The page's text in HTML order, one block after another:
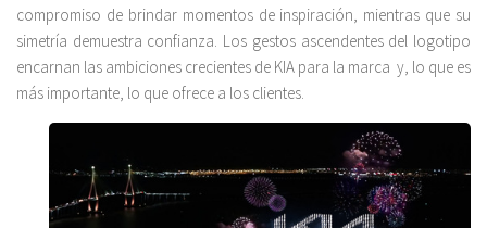
compromiso de brindar momentos de inspiración, mientras que su
simetría demuestra confianza. Los gestos ascendentes del logotipo
encarnan las ambiciones crecientes de KIA para la marca y, lo que es
más importante, lo que ofrece a los clientes.